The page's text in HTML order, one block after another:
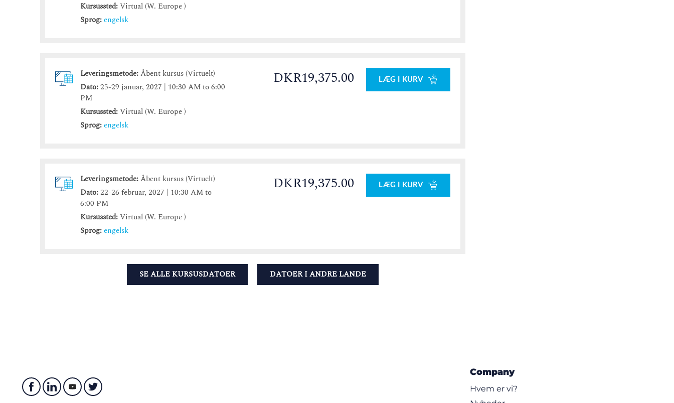
Kursussted:Virtual (W. Europe )
Sprog:engelsk
Leveringsmetode:Åbent kursus (Virtuelt)
Dato:25-29 januar, 2027 | 10:30 AM to 6:00
PM
Kursussted:Virtual (W. Europe )
Sprog:engelsk
DKR19,375.00 LÆG I KURV
Leveringsmetode:Åbent kursus (Virtuelt)
Dato:22-26 februar, 2027 | 10:30 AM to
6:00 PM
Kursussted:Virtual (W. Europe )
Sprog:engelsk
DKR19,375.00 LÆG I KURV
SE ALLE KURSUSDATOER DATOER I ANDRE LANDE
Company
Hvem er vi?